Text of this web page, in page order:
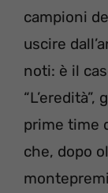
campioni
uscire
noti: è il
prime time
che, dopo